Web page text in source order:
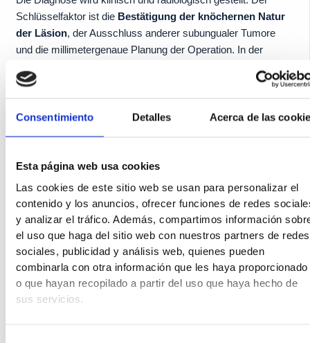
Consentimiento Detalles Acerca de las
Esta página web usa cookies
Las cookies de este sitio web se usan para personalizar el
contenido y los anuncios, ofrecer funciones de redes
y analizar el tráfico. Además, compartimos información
el uso que haga del sitio web con nuestros partners de redes
sociales, publicidad y análisis web, quienes pueden
combinarla con otra información que les haya proporcionado
o que hayan recopilado a partir del uso que haya hecho de
sus servicios.
Schlüsselfaktor ist die Bestätigung der knöchernen Natur
der Läsion, der Ausschluss anderer subungualer Tumore
und die millimetergenaue Planung der Operation. In der
Ebenen:
Beule und reproduzieren den Schmerz mit gezieltem
(subunguales Melanom) und vaskuläre Pathologien des
Nagelbetts auszuschließen. Wir erheben eine Anamnese
über Sport, gewohntes Schuhwerk und mögliche
ähnliche Läsionen an anderen Zehen oder Gliedmaßen.
📷 Einfaches Röntgenbild des Fingers